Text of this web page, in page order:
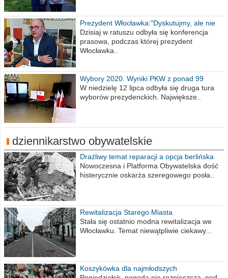
Prezydent Włocławka:"Dyskutujmy, ale nie
obrażajmy się”
Dzisiaj w ratuszu odbyła się konferencja
prasowa, podczas której prezydent
Włocławka..
Wybory 2020. Wyniki PKW z ponad 99
procent obwodów
W niedzielę 12 lipca odbyła się druga tura
wyborów prezydenckich. Największe..
dziennikarstwo obywatelskie
Drażliwy temat reparacji a opcja berlińska
Nowoczesna i Platforma Obywatelska dość
histerycznie oskarża szeregowego posła..
Rewitalizacja Starego Miasta
Stała się ostatnio modna rewitalizacja we
Włocławku. Temat niewątpliwie ciekawy...
Koszykówka dla najmłodszych